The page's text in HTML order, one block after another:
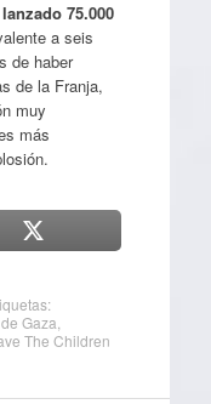
75.000
a seis
de haber
de la Franja,
muy
más
Gaza,
The Children